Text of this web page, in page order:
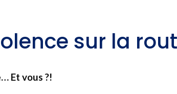
sur la
Et vous ?!